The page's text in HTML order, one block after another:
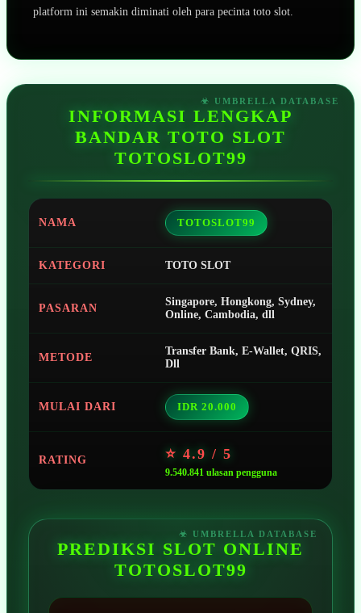
platform ini semakin diminati oleh para pecinta toto slot.
INFORMASI LENGKAP
BANDAR TOTO SLOT
TOTOSLOT99
NAMA TOTOSLOT99
KATEGORI TOTO SLOT
PASARAN
Singapore, Hongkong, Sydney,
Online, Cambodia, dll
METODE
Transfer Bank, E-Wallet, QRIS,
Dll
MULAI DARI IDR 20.000
RATING ⭐ 4.9 / 5
9.540.841 ulasan pengguna
PREDIKSI SLOT ONLINE
TOTOSLOT99